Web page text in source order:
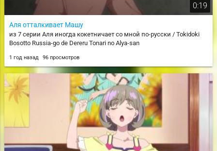
0:19
Аля отталкивает Машу
из 7 серии Аля иногда кокетничает со мной по-русски / Tokidoki
Bosotto Russia-go de Dereru Tonari no Alya-san
1 год назад 96 просмотров